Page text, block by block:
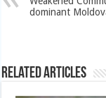
dominant
Related Articles